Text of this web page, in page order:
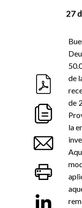
27
de
de
la